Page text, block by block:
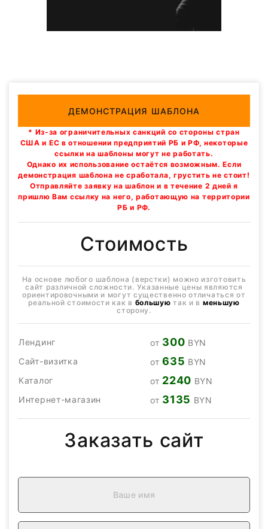
ДЕМОНСТРАЦИЯ ШАБЛОНА
* Из-за ограничительных санкций со стороны стран
США и ЕС в отношении предприятий РБ и РФ, некоторые
ссылки на шаблоны могут не работать.
Однако их использование остаётся возможным. Если
демонстрация шаблона не сработала, грустить не стоит!
Отправляйте заявку на шаблон и в течение 2 дней я
пришлю Вам ссылку на него, работающую на территории
РБ и РФ.
Стоимость
На основе любого шаблона (верстки) можно изготовить
сайт различной сложности. Указанные цены являются
ориентировочными и могут существенно отличаться от
реальной стоимости как в большую так и в меньшую
сторону.
Лендинг от 300 BYN
Сайт-визитка
от635 BYN
Каталог
от 2240 BYN
Интернет-магазин
от 3135 BYN
Заказать сайт